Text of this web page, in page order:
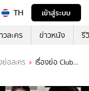
TH
เข้าสู่ระบบ
วละคร ข่าวหนัง รี
ย่อละคร
เรื่องย่อ Club